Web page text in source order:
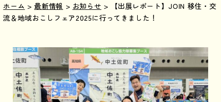
ホーム >最新情報 > お知らせ >
【出展レポート】JOIN 移住・交
流＆地域おこしフェア2025に行ってきました！